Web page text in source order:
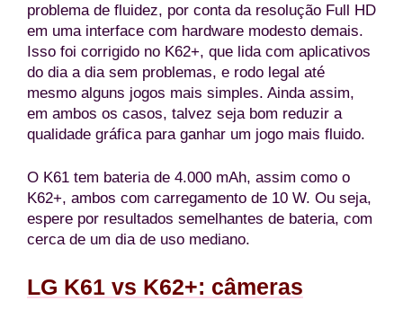
problema de fluidez, por conta da resolução Full HD
em uma interface com hardware modesto demais.
Isso foi corrigido no K62+, que lida com aplicativos
do dia a dia sem problemas, e rodo legal até
mesmo alguns jogos mais simples. Ainda assim,
em ambos os casos, talvez seja bom reduzir a
qualidade gráfica para ganhar um jogo mais fluido.
O K61 tem bateria de 4.000 mAh, assim como o
K62+, ambos com carregamento de 10 W. Ou seja,
espere por resultados semelhantes de bateria, com
cerca de um dia de uso mediano.
LG K61 vs K62+: câmeras